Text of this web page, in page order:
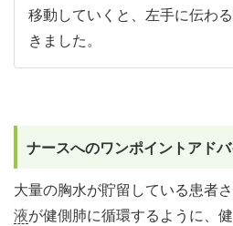
移動していくと、左手に伝わ
きました。
ナースへのワンポイントアド
大量の胸水が貯留している患者
液が健側肺に循環するように、